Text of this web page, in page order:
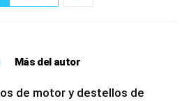
Más del autor
de motor y destellos de